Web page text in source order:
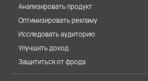
Анализировать продукт
Оптимизировать рекламу
Исследовать аудиторию
Улучшить доход
Защититься от фрода